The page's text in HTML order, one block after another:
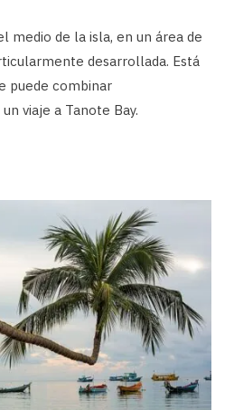
medio de la isla, en un área de
desarrollada. Está
puede combinar
viaje a Tanote Bay.